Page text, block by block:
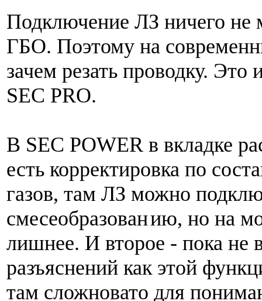
Подключение ЛЗ ничего не
ГБО. Поэтому на
зачем резать проводку. Это
SEC PRO.
В SEC POWER в вкладке
есть корректировка по
газов, там ЛЗ можно
смесеобразованию, но на
лишнее. И второе - пока не
разъяснений как этой
там сложновато для